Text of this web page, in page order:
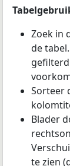
Zoek in
de
Sorteer
Blader
te zien